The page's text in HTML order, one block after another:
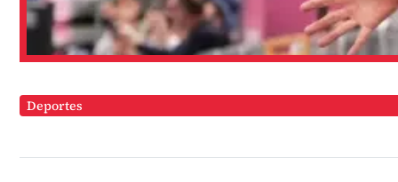
Deportes